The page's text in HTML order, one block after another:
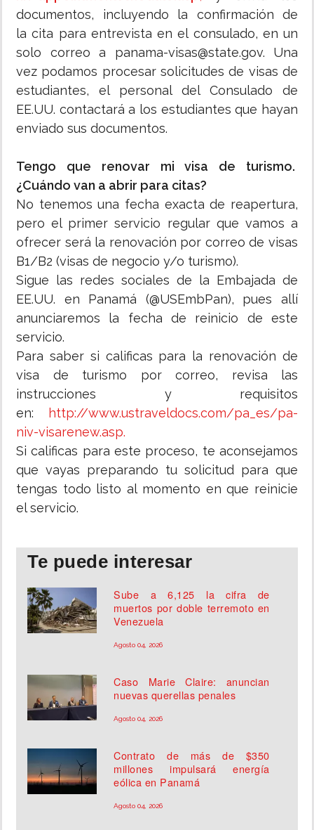
documentos, incluyendo la confirmación de
la cita para entrevista en el consulado, en un
solo correo a panama-visas@state.gov. Una
vez podamos procesar solicitudes de visas de
estudiantes, el personal del Consulado de
EE.UU. contactará a los estudiantes que hayan
enviado sus documentos.
Tengo que renovar mi visa de turismo.
¿Cuándo van a abrir para citas?
No tenemos una fecha exacta de reapertura,
pero el primer servicio regular que vamos a
ofrecer será la renovación por correo de visas
B1/B2 (visas de negocio y/o turismo).
Sigue las redes sociales de la Embajada de
EE.UU. en Panamá (@USEmbPan), pues allí
anunciaremos la fecha de reinicio de este
servicio.
Para saber si calificas para la renovación de
visa de turismo por correo, revisa las
instrucciones y requisitos
en:
http://www.ustraveldocs.com/pa_es/pa-
niv-visarenew.asp.
Si calificas para este proceso, te aconsejamos
que vayas preparando tu solicitud para que
tengas todo listo al momento en que reinicie
el servicio.
Te puede interesar
Sube a 6,125 la cifra de
muertos por doble terremoto en
Venezuela
Agosto 04, 2026
Caso Marie Claire: anuncian
nuevas querellas penales
Agosto 04, 2026
Contrato de más de $350
millones impulsará energía
eólica en Panamá
Agosto 04, 2026